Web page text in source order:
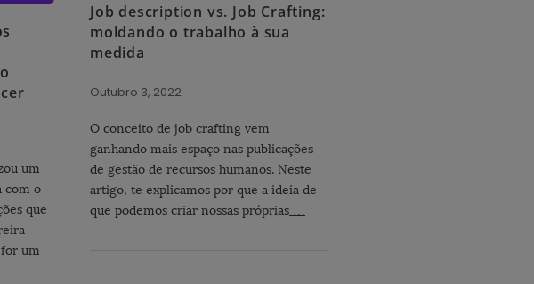
um
com o
que
um
Job description vs. Job Crafting:
moldando o trabalho à sua
medida
Outubro 3, 2022
O conceito de job crafting vem
ganhando mais espaço nas publicações
de gestão de recursos humanos. Neste
artigo, te explicamos por que a ideia de
que podemos criar nossas próprias …